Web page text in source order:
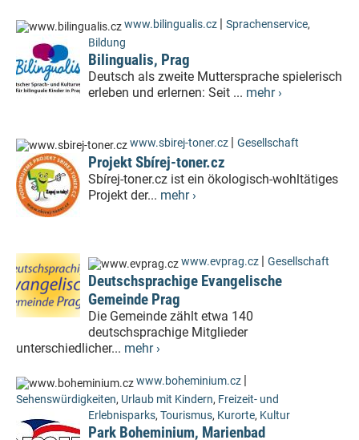
www.bilingualis.cz | Sprachenservice,
Bildung
Bilingualis, Prag
Deutsch als zweite Muttersprache spielerisch
erleben und erlernen: Seit ... mehr ›
www.sbirej-toner.cz | Gesellschaft
Projekt Sbírej-toner.cz
Sbírej-toner.cz ist ein ökologisch-wohltätiges
Projekt der... mehr ›
www.evprag.cz | Gesellschaft
Deutschsprachige Evangelische
Gemeinde Prag
Die Gemeinde zählt etwa 140
deutschsprachige Mitglieder
unterschiedlicher... mehr ›
www.boheminium.cz |
Sehenswürdigkeiten, Urlaub mit Kindern, Freizeit- und
Erlebnisparks, Tourismus, Kurorte, Kultur
Park Boheminium, Marienbad